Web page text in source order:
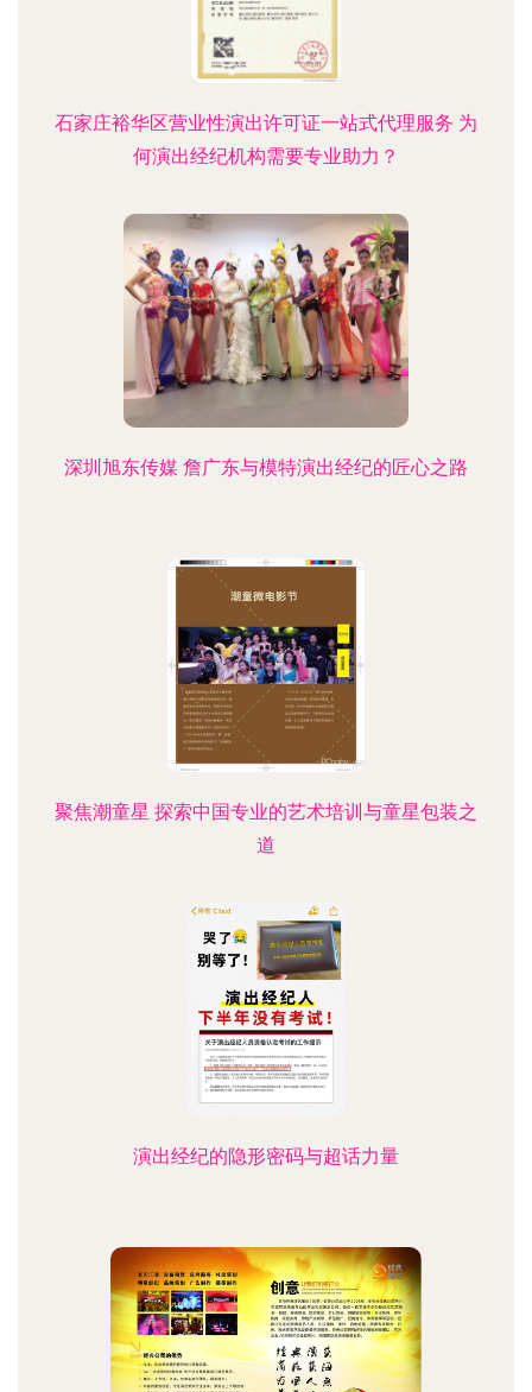
石家庄裕华区营业性演出许可证一站式代理服务 为
何演出经纪机构需要专业助力？
深圳旭东传媒 詹广东与模特演出经纪的匠心之路
聚焦潮童星 探索中国专业的艺术培训与童星包装之
道
演出经纪的隐形密码与超话力量